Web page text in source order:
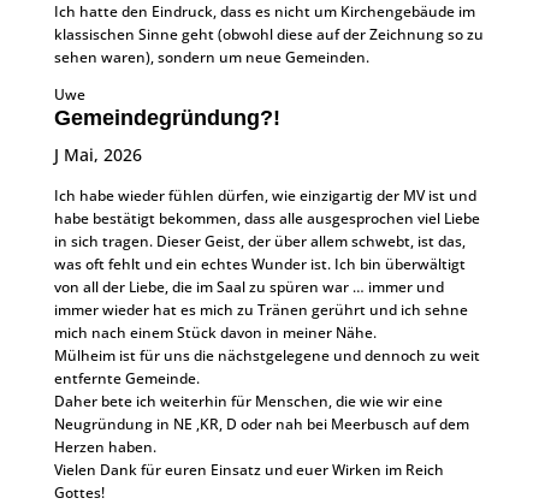
Ich hatte den Eindruck, dass es nicht um Kirchengebäude im
klassischen Sinne geht (obwohl diese auf der Zeichnung so zu
sehen waren), sondern um neue Gemeinden.
Uwe
Gemeindegründung?!
J Mai, 2026
Ich habe wieder fühlen dürfen, wie einzigartig der MV ist und
habe bestätigt bekommen, dass alle ausgesprochen viel Liebe
in sich tragen. Dieser Geist, der über allem schwebt, ist das,
was oft fehlt und ein echtes Wunder ist. Ich bin überwältigt
von all der Liebe, die im Saal zu spüren war … immer und
immer wieder hat es mich zu Tränen gerührt und ich sehne
mich nach einem Stück davon in meiner Nähe.
Mülheim ist für uns die nächstgelegene und dennoch zu weit
entfernte Gemeinde.
Daher bete ich weiterhin für Menschen, die wie wir eine
Neugründung in NE ,KR, D oder nah bei Meerbusch auf dem
Herzen haben.
Vielen Dank für euren Einsatz und euer Wirken im Reich
Gottes!